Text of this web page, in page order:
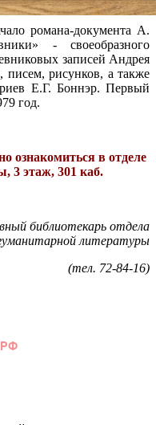
романа-документа А.
- своеобразного
записей Андрея
рисунков, а также
Е.Г. Боннэр. Первый
год.
ознакомиться в отделе
3 этаж, 301 каб.
библиотекарь отдела
литературы
(тел. 72-84-16)